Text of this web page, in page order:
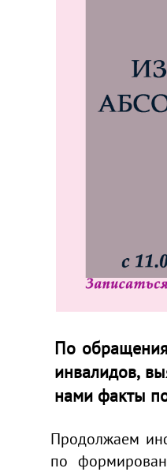
Продолжаем
по
По
инвалидов,
нами факты